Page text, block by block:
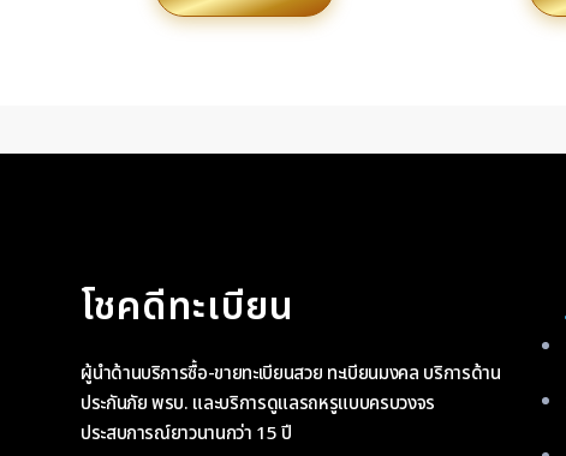
โชคดีทะเบียน
ผู้นำด้านบริการซื้อ-ขายทะเบียนสวย ทะเบียนมงคล บริการด้าน
ประกันภัย พรบ. และบริการดูแลรถหรูแบบครบวงจร
ประสบการณ์ยาวนานกว่า 15 ปี